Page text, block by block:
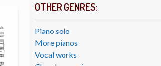
OTHER GENRES:
Piano solo
More pianos
Vocal works